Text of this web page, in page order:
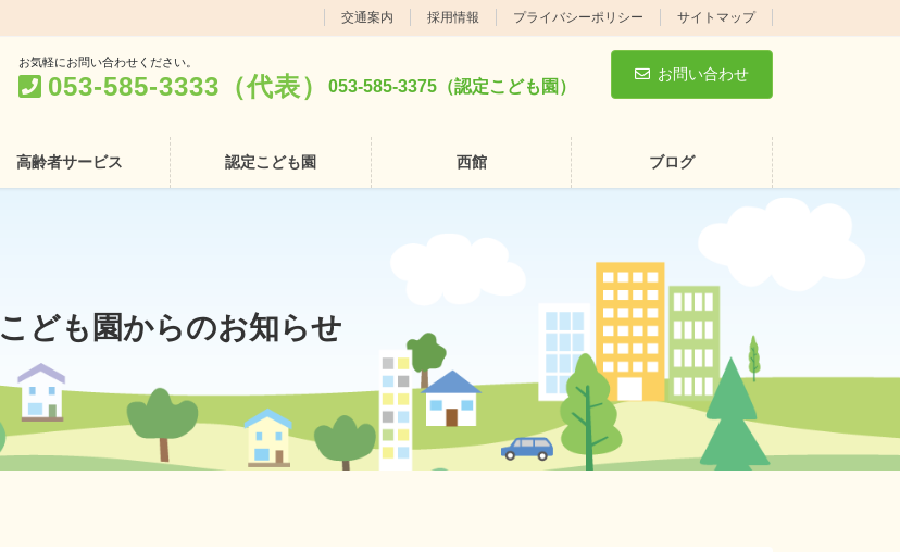
交通案内 採用情報 プライバシーポリシー サイトマップ
お気軽にお問い合わせください。
053-585-3333（代表） 053-585-3375（認定こども園）
お問い合わせ
高齢者サービス 認定こども園 西館 ブログ
こども園からのお知らせ